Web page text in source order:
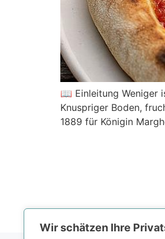
Wir schätzen Ihre
📖 Einleitung Weniger
Knuspriger Boden,
1889 für Königin